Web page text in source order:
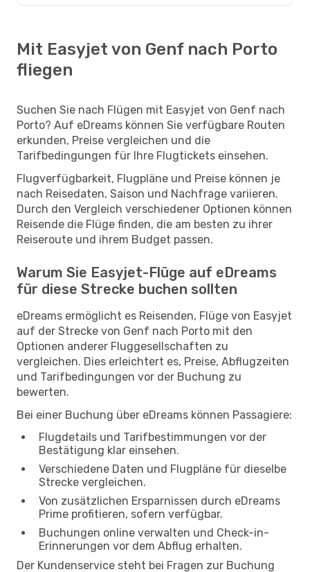
Mit Easyjet von Genf nach Porto
fliegen
Suchen Sie nach Flügen mit Easyjet von Genf nach
Porto? Auf eDreams können Sie verfügbare Routen
erkunden, Preise vergleichen und die
Tarifbedingungen für Ihre Flugtickets einsehen.
Flugverfügbarkeit, Flugpläne und Preise können je
nach Reisedaten, Saison und Nachfrage variieren.
Durch den Vergleich verschiedener Optionen können
Reisende die Flüge finden, die am besten zu ihrer
Reiseroute und ihrem Budget passen.
Warum Sie Easyjet-Flüge auf eDreams
für diese Strecke buchen sollten
eDreams ermöglicht es Reisenden, Flüge von Easyjet
auf der Strecke von Genf nach Porto mit den
Optionen anderer Fluggesellschaften zu
vergleichen. Dies erleichtert es, Preise, Abflugzeiten
und Tarifbedingungen vor der Buchung zu
bewerten.
Bei einer Buchung über eDreams können Passagiere:
Flugdetails und Tarifbestimmungen vor der
Bestätigung klar einsehen.
Verschiedene Daten und Flugpläne für dieselbe
Strecke vergleichen.
Von zusätzlichen Ersparnissen durch eDreams
Prime profitieren, sofern verfügbar.
Buchungen online verwalten und Check-in-
Erinnerungen vor dem Abflug erhalten.
Der Kundenservice steht bei Fragen zur Buchung